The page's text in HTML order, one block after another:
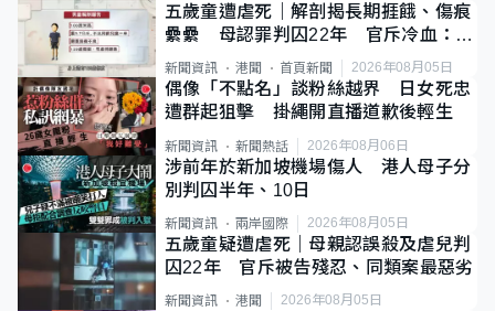
五歲童遭虐死｜解剖揭長期捱餓、傷痕
纍纍 母認罪判囚22年 官斥冷血：同
類案最惡劣
新聞資訊 港聞 首頁新聞 2026年08月05日
偶像「不點名」談粉絲越界 日女死忠
遭群起狙擊 掛繩開直播道歉後輕生
新聞資訊 新聞熱話 2026年08月06日
涉前年於新加坡機場傷人 港人母子分
別判囚半年、10日
新聞資訊 兩岸國際 2026年08月05日
五歲童疑遭虐死｜母親認誤殺及虐兒判
囚22年 官斥被告殘忍、同類案最惡劣
新聞資訊 港聞 2026年08月05日